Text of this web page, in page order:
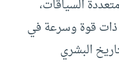
السياقات،
ذات قوة وسرعة في
البشري